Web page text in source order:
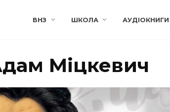
ВНЗ ШКОЛА АУДІОКНИГИ
Міцкевич